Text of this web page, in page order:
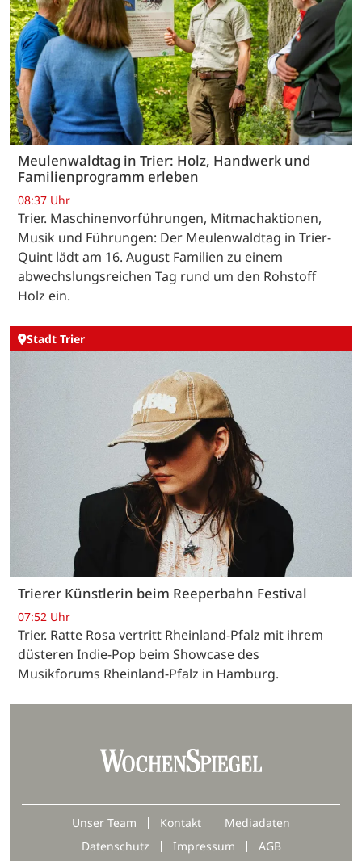
Meulenwaldtag in Trier: Holz, Handwerk und
Familienprogramm erleben
08:37 Uhr
Trier. Maschinenvorführungen, Mitmachaktionen,
Musik und Führungen: Der Meulenwaldtag in Trier-
Quint lädt am 16. August Familien zu einem
abwechslungsreichen Tag rund um den Rohstoff
Holz ein.
Stadt Trier
Trierer Künstlerin beim Reeperbahn Festival
07:52 Uhr
Trier. Ratte Rosa vertritt Rheinland-Pfalz mit ihrem
düsteren Indie-Pop beim Showcase des
Musikforums Rheinland-Pfalz in Hamburg.
Unser Team Kontakt
Mediadaten
Datenschutz
Impressum AGB